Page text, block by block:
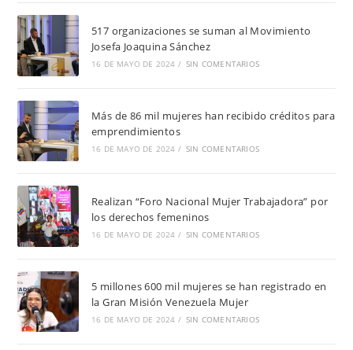
517 organizaciones se suman al Movimiento
Josefa Joaquina Sánchez
16 DE MAYO DE 2024 / SIN COMENTARIOS
Más de 86 mil mujeres han recibido créditos para
emprendimientos
16 DE MAYO DE 2024 / SIN COMENTARIOS
Realizan “Foro Nacional Mujer Trabajadora” por
los derechos femeninos
16 DE MAYO DE 2024 / SIN COMENTARIOS
5 millones 600 mil mujeres se han registrado en
la Gran Misión Venezuela Mujer
16 DE MAYO DE 2024 / SIN COMENTARIOS